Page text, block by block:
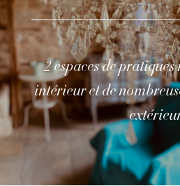
2 espaces de
intérieur et de